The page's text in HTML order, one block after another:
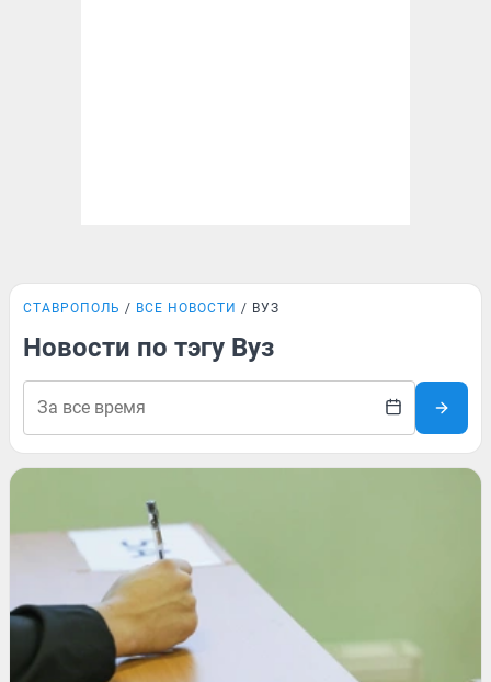
СТАВРОПОЛЬ ВСЕ НОВОСТИ ВУЗ
Новости по тэгу Вуз